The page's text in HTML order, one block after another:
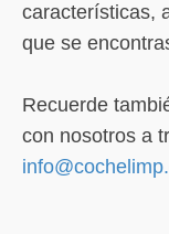
características,
que se
Recuerde
con nosotros a